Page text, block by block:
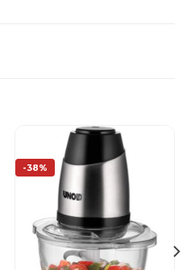
-38%